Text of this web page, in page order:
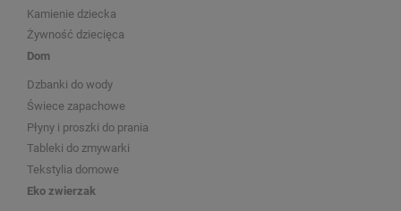
Kamienie dziecka
Żywność dziecięca
Dom
Dzbanki do wody
Świece zapachowe
Płyny i proszki do prania
Tableki do zmywarki
Tekstylia domowe
Eko zwierzak